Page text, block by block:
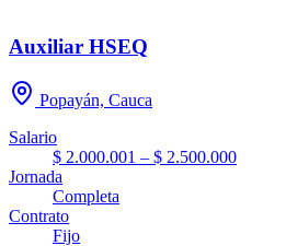
Auxiliar HSEQ
Popayán, Cauca
Salario
$ 2.000.001 – $ 2.500.000
Jornada
Completa
Contrato
Fijo